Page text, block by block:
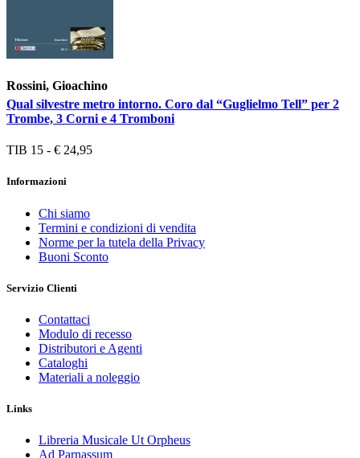
Rossini, Gioachino
Qual silvestre metro intorno. Coro dal “Guglielmo Tell” per 2
Trombe, 3 Corni e 4 Tromboni
TIB 15 - € 24,95
Informazioni
Chi siamo
Termini e condizioni di vendita
Norme per la tutela della Privacy
Buoni Sconto
Servizio Clienti
Contattaci
Modulo di recesso
Distributori e Agenti
Cataloghi
Materiali a noleggio
Links
Libreria Musicale Ut Orpheus
Ad Parnassum